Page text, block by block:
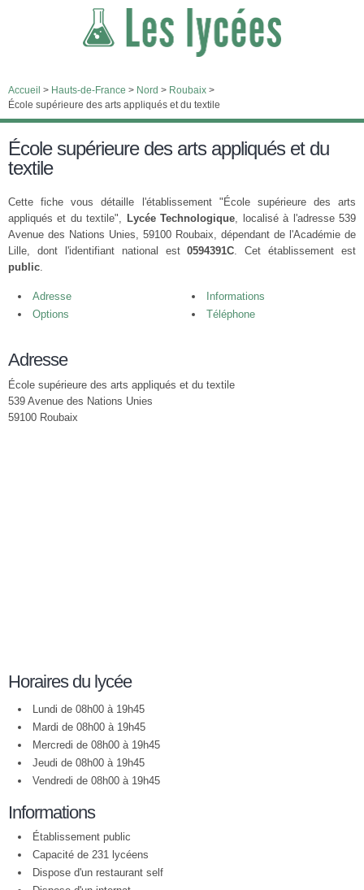
Accueil > Hauts-de-France > Nord > Roubaix >
École supérieure des arts appliqués et du textile
École supérieure des arts appliqués et du
textile
Cette fiche vous détaille l'établissement "École supérieure des arts
appliqués et du textile", Lycée Technologique, localisé à l'adresse 539
Avenue des Nations Unies, 59100 Roubaix, dépendant de l'Académie de
Lille, dont l'identifiant national est0594391C. Cet établissement est
public.
Adresse
Informations
Options
Téléphone
Adresse
École supérieure des arts appliqués et du textile
539 Avenue des Nations Unies
59100 Roubaix
Horaires du lycée
Lundi de 08h00 à 19h45
Mardi de 08h00 à 19h45
Mercredi de 08h00 à 19h45
Jeudi de 08h00 à 19h45
Vendredi de 08h00 à 19h45
Informations
Établissement public
Capacité de 231 lycéens
Dispose d'un restaurant self